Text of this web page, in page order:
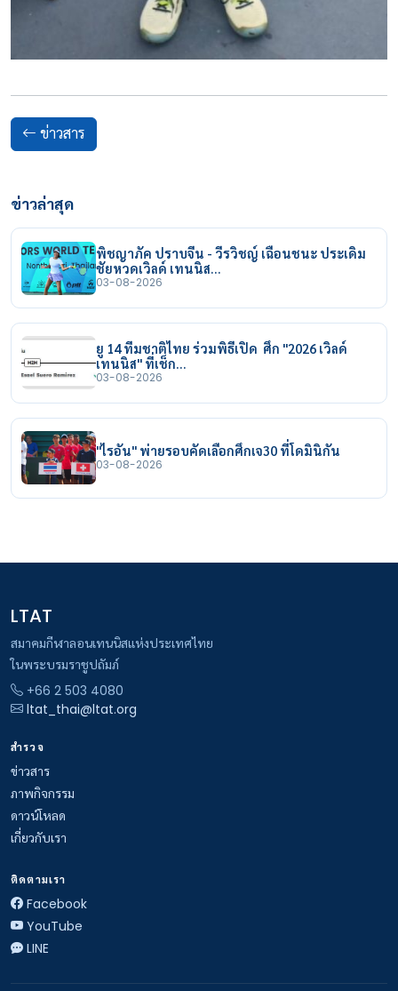
ข่าวสาร
ข่าวล่าสุด
พิชญาภัค ปราบจีน - วีรวิชญ์ เฉือนชนะ ประเดิม
ชัยหวดเวิลด์ เทนนิส…
03-08-2026
ยู 14 ทีมชาติไทย ร่วมพิธีเปิด ศึก "2026 เวิลด์
เทนนิส" ที่เช็ก…
03-08-2026
"ไรอัน" พ่ายรอบคัดเลือกศึกเจ30 ที่โดมินิกัน
03-08-2026
LTAT
สมาคมกีฬาลอนเทนนิสแห่งประเทศไทย
ในพระบรมราชูปถัมภ์
+66 2 503 4080
ltat_thai@ltat.org
สำรวจ
ข่าวสาร
ภาพกิจกรรม
ดาวน์โหลด
เกี่ยวกับเรา
ติดตามเรา
Facebook
YouTube
LINE